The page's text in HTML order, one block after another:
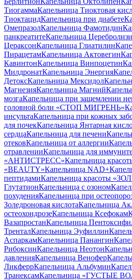
ТиогаммаКапельница Тиоктовая
ТиоктацидКапельница при диабете
ОмепразолКапельница Фамотидин
панкреатитеКапельница
ЦераксонКапельница Глиатилин
ПирацетамКапельница Актовегин
КавинтонКапельница Винпоцетин
МилдронатКапельница Энергия
ДетоксКапельница Мексидол
МагнезияКапельница Магний
мозгаКапельница при защемлении
головной боли «СТОП МИГРЕНЬ»
инсультаКапельница при кожных
для почекКапельница Янтарная
сердцаКапельница для печени
отековКапельница от аллергии
отравленииКапельница для
«АНТИСТРЕСС»Капельница
«BEAUTY»Капельница NAD+
пептидамиКапельница красоты
ГлутатионКапельница с озоном
похуденияКапельница при
Золедроновая кислотаКапельница
остеохондрозеКапельница Ксефокам
ВазапростанКапельница
ТренталКапельница Эуфиллин
АспаркамКапельница Панангин
РибоксинКапельница Неотон
давленияКапельница Венофер
ЛикферрКапельница Альбумин
ТранексамКапельница «ГУСТЫЕ